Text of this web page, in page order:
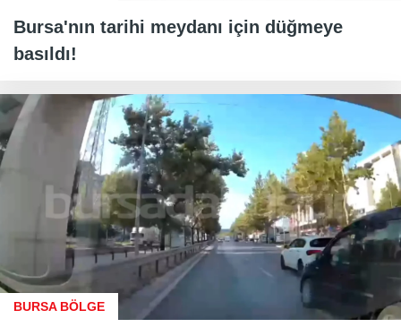
Bursa'nın tarihi meydanı için düğmeye
basıldı!
BURSA BÖLGE